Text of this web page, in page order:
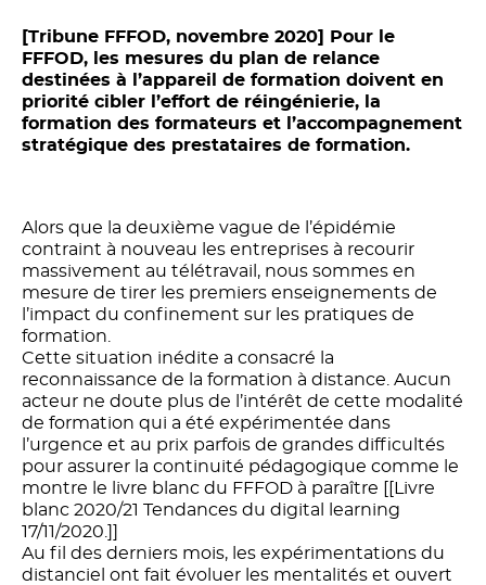
[Tribune FFFOD, novembre 2020] Pour le
FFFOD, les mesures du plan de relance
destinées à l’appareil de formation doivent en
priorité cibler l’effort de réingénierie, la
formation des formateurs et l’accompagnement
stratégique des prestataires de formation.
Alors que la deuxième vague de l’épidémie
contraint à nouveau les entreprises à recourir
massivement au télétravail, nous sommes en
mesure de tirer les premiers enseignements de
l’impact du confinement sur les pratiques de
formation.
Cette situation inédite a consacré la
reconnaissance de la formation à distance. Aucun
acteur ne doute plus de l’intérêt de cette modalité
de formation qui a été expérimentée dans
l’urgence et au prix parfois de grandes difficultés
pour assurer la continuité pédagogique comme le
montre le livre blanc du FFFOD à paraître [[Livre
blanc 2020/21 Tendances du digital learning
17/11/2020.]]
Au fil des derniers mois, les expérimentations du
distanciel ont fait évoluer les mentalités et ouvert